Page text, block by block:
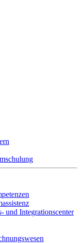
und Integrationscenter